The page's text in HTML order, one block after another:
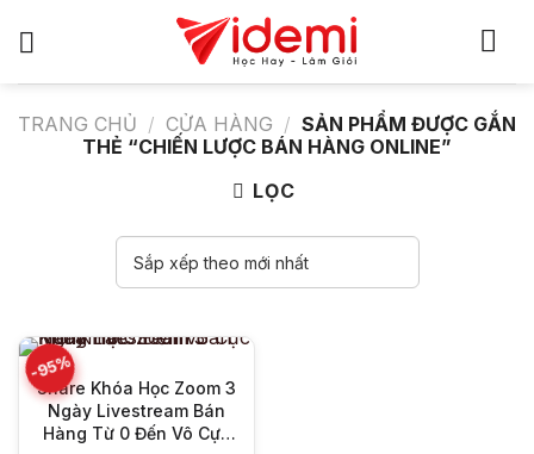
TRANG CHỦ / CỬA HÀNG / SẢN PHẨM ĐƯỢC GẮN
THẺ “CHIẾN LƯỢC BÁN HÀNG ONLINE”
LỌC
-95%
Share Khóa Học Zoom 3
Ngày Livestream Bán
Hàng Từ 0 Đến Vô Cực